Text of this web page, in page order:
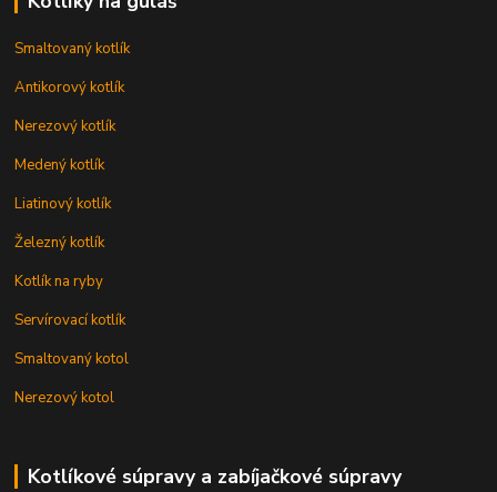
Smaltovaný kotlík
Antikorový kotlík
Nerezový kotlík
Medený kotlík
Liatinový kotlík
Železný kotlík
Kotlík na ryby
Servírovací kotlík
Smaltovaný kotol
Nerezový kotol
Kotlíkové súpravy a zabíjačkové súpravy